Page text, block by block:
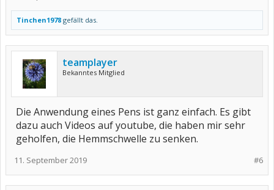
Tinchen1978 gefällt das.
teamplayer
Bekanntes Mitglied
Die Anwendung eines Pens ist ganz einfach. Es gibt
dazu auch Videos auf youtube, die haben mir sehr
geholfen, die Hemmschwelle zu senken.
#6
11. September 2019